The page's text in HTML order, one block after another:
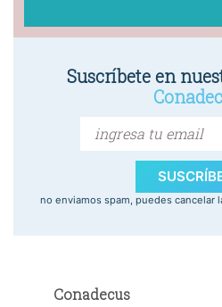
Suscríbete en
no enviamos spam, puedes cancelar
Conadecus